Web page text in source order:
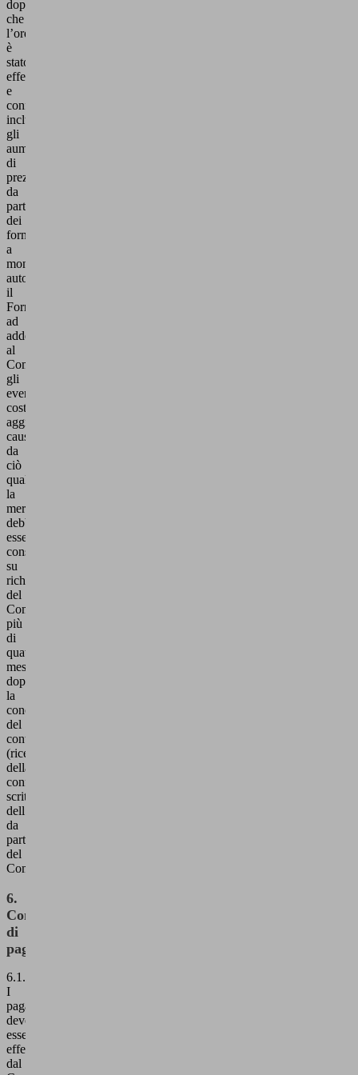
dopo
che
l’ordine
è
stato
effettuato
e
confermato,
inclusi
gli
aumenti
di
prezzo
da
parte
dei
fornitori
a
monte,
autorizzano
il
Fornitore
ad
addebitare
al
Committente
gli
eventuali
costi
aggiuntivi
causati
da
ciò
qualora
la
merce
debba
essere
consegnata,
su
richiesta
del
Committente,
più
di
quattro
mesi
dopo
la
conclusione
del
contratto
(ricezione
della
conferma
scritta
dell’ordine
da
parte
del
Committente).
6.
Condizioni
di
pagamento
6.1.
I
pagamenti
devono
essere
effettuati
dal